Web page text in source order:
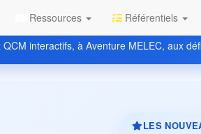
Ressources Référentiels
interactifs, à Aventure MELEC, aux
LES